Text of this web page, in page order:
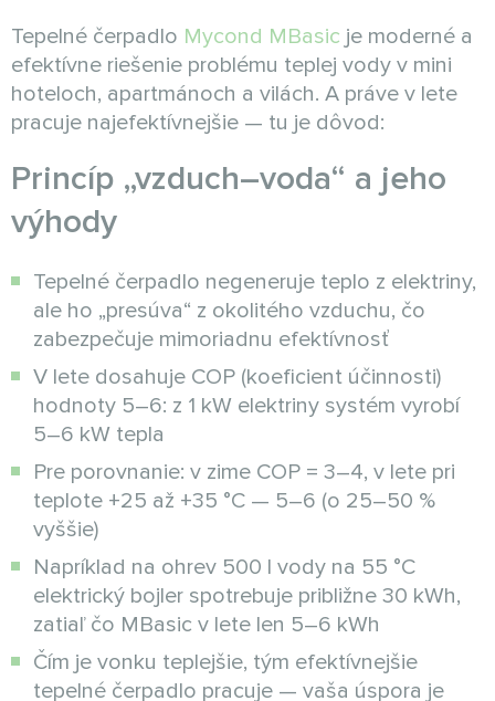
Tepelné čerpadlo Mycond MBasic je moderné a
efektívne riešenie problému teplej vody v mini
hoteloch, apartmánoch a vilách. A práve v lete
pracuje najefektívnejšie — tu je dôvod:
Princíp „vzduch–voda“ a jeho
výhody
Tepelné čerpadlo negeneruje teplo z elektriny,
ale ho „presúva“ z okolitého vzduchu, čo
zabezpečuje mimoriadnu efektívnosť
V lete dosahuje COP (koeficient účinnosti)
hodnoty 5–6: z 1 kW elektriny systém vyrobí
5–6 kW tepla
Pre porovnanie: v zime COP = 3–4, v lete pri
teplote +25 až +35 °C — 5–6 (o 25–50 %
vyššie)
Napríklad na ohrev 500 l vody na 55 °C
elektrický bojler spotrebuje približne 30 kWh,
zatiaľ čo MBasic v lete len 5–6 kWh
Čím je vonku teplejšie, tým efektívnejšie
tepelné čerpadlo pracuje — vaša úspora je